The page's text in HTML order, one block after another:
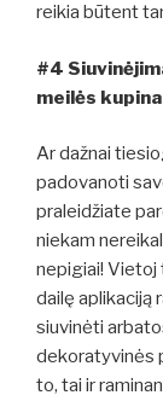
reikia būtent
#4
meilės
Ar dažnai
padovanoti
praleidžiate
niekam
nepigiai! Vietoj
dailę aplikaciją
siuvinėti
dekoratyvinės
to, tai ir